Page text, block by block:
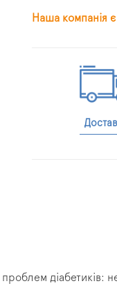
Наша компанія
діабетиків: